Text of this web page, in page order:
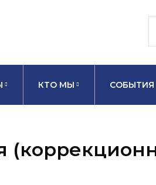
КТО МЫ СОБЫТИЯ